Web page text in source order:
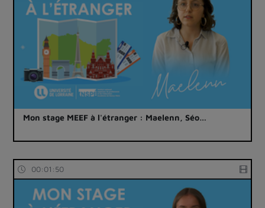
Mon stage MEEF à l'étranger : Maelenn, Séo…
00:01:50